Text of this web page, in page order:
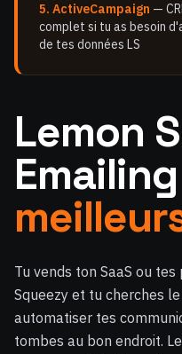
5. ActiveCampaign —
complet si tu as besoin
de tes données LS
Lemon
Tu vends ton SaaS ou
Squeezy et tu cherches
automatiser tes
tombes au bon endroit.